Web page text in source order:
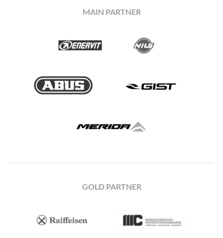
MAIN PARTNER
GOLD PARTNER